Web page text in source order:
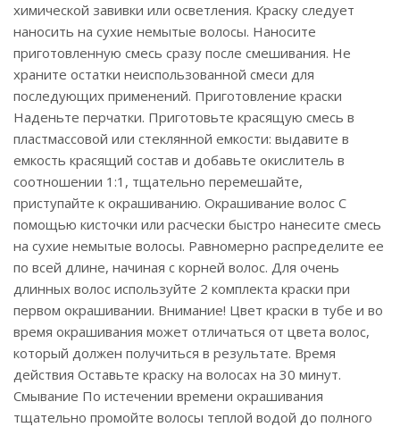
химической завивки или осветления. Краску следует
наносить на сухие немытые волосы. Наносите
приготовленную смесь сразу после смешивания. Не
храните остатки неиспользованной смеси для
последующих применений. Приготовление краски
Наденьте перчатки. Приготовьте красящую смесь в
пластмассовой или стеклянной емкости: выдавите в
емкость красящий состав и добавьте окислитель в
соотношении 1:1, тщательно перемешайте,
приступайте к окрашиванию. Окрашивание волос С
помощью кисточки или расчески быстро нанесите смесь
на сухие немытые волосы. Равномерно распределите ее
по всей длине, начиная с корней волос. Для очень
длинных волос используйте 2 комплекта краски при
первом окрашивании. Внимание! Цвет краски в тубе и во
время окрашивания может отличаться от цвета волос,
который должен получиться в результате. Время
действия Оставьте краску на волосах на 30 минут.
Смывание По истечении времени окрашивания
тщательно промойте волосы теплой водой до полного